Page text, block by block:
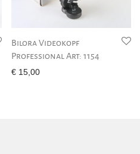
Bilora Videokopf
Professional Art: 1154
€ 15,00